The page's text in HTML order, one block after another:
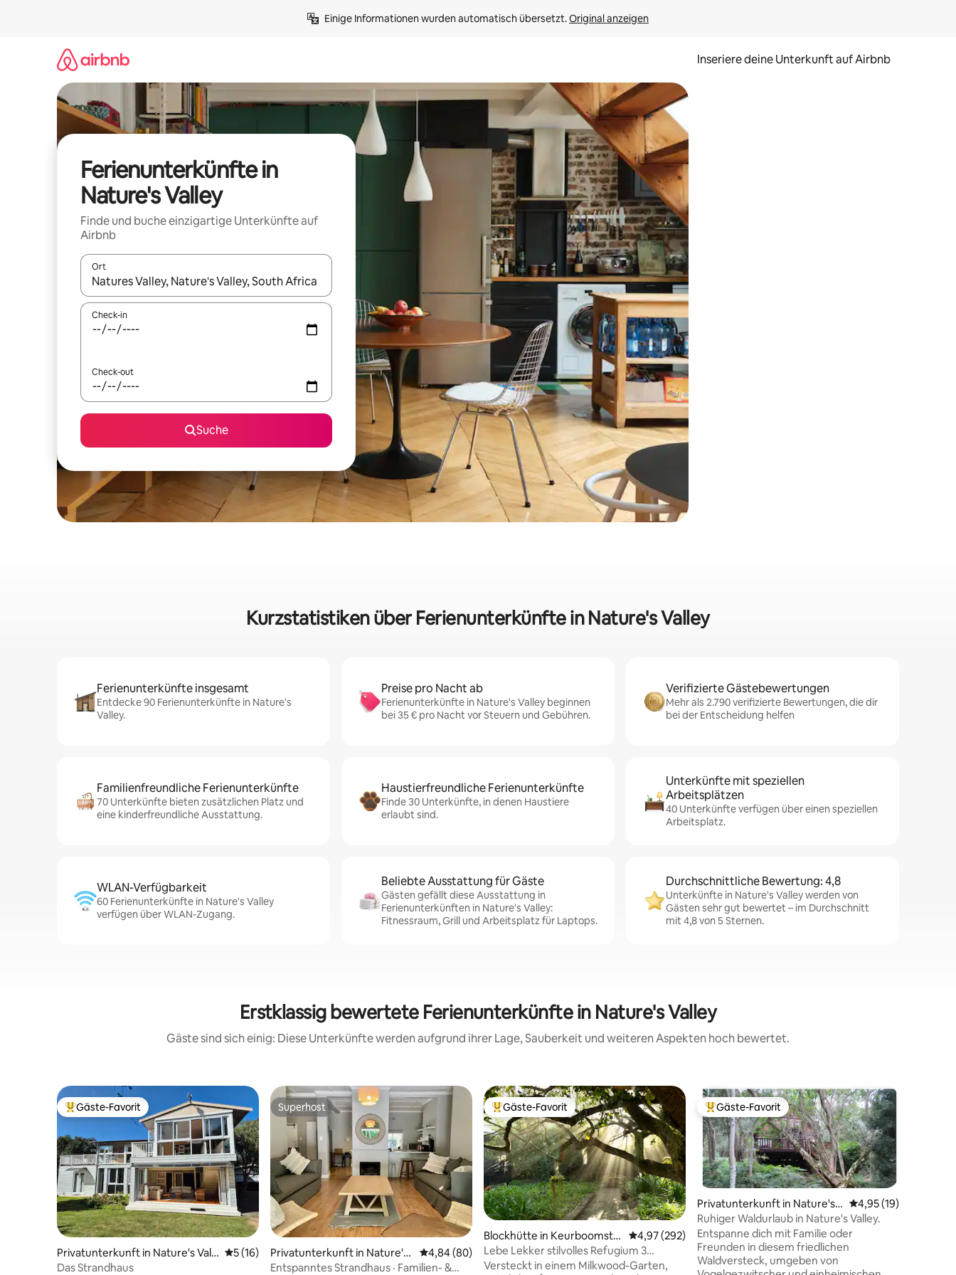
Einige Informationen wurden automatisch übersetzt. Original anzeigen
Inseriere deine Unterkunft auf Airbnb
Ferienunterkünfte in
Nature's Valley
Finde und buche einzigartige Unterkünfte auf
Airbnb
Ort
Wenn Ergebnisse verfügbar sind, navigiere mit den Pfeiltasten nach oben und unten oder erkunde die Ergebnisse durch Berühren oder Wischgesten.
Check-in
Check-out
Suche
Kurzstatistiken über Ferienunterkünfte in Nature's Valley
Ferienunterkünfte insgesamt
Entdecke 90 Ferienunterkünfte in Nature's
Valley.
Preise pro Nacht ab
Ferienunterkünfte in Nature's Valley beginnen
bei 35 € pro Nacht vor Steuern und Gebühren.
Verifizierte Gästebewertungen
Mehr als 2.790 verifizierte Bewertungen, die dir
bei der Entscheidung helfen
Familienfreundliche Ferienunterkünfte
70 Unterkünfte bieten zusätzlichen Platz und
eine kinderfreundliche Ausstattung.
Haustierfreundliche Ferienunterkünfte
Finde 30 Unterkünfte, in denen Haustiere
erlaubt sind.
Unterkünfte mit speziellen
Arbeitsplätzen
40 Unterkünfte verfügen über einen speziellen
Arbeitsplatz.
WLAN-Verfügbarkeit
60 Ferienunterkünfte in Nature's Valley
verfügen über WLAN-Zugang.
Beliebte Ausstattung für Gäste
Gästen gefällt diese Ausstattung in
Ferienunterkünften in Nature's Valley:
Fitnessraum, Grill und Arbeitsplatz für Laptops.
Durchschnittliche Bewertung: 4,8
Unterkünfte in Nature's Valley werden von
Gästen sehr gut bewertet – im Durchschnitt
mit 4,8 von 5 Sternen.
Erstklassig bewertete Ferienunterkünfte in Nature's Valley
Gäste sind sich einig: Diese Unterkünfte werden aufgrund ihrer Lage, Sauberkeit und weiteren Aspekten hoch bewertet.
Beliebter Gäste-Favorit.
Gäste-Favorit
Privatunterkunft in Nature's Vall
ey
Durchschnittliche Bewertung: 5 von 5, 16 Bewertungen
5 (16)
Das Strandhaus
Superhost
Superhost
Privatunterkunft in Nature's
Valley
Durchschnittliche Bewertung: 4,84 von 5, 80 Bewertungen
4,84 (80)
Entspanntes Strandhaus · Familien- &
Beliebter Gäste-Favorit.
Gäste-Favorit
Blockhütte in Keurboomstra
nd
Durchschnittliche Bewertung: 4,97 von 5, 292 Bewertungen
4,97 (292)
Lebe Lekker stilvolles Refugium 3
Gehminuten zum Strand
Versteckt in einem Milkwood-Garten,
Beliebter Gäste-Favorit.
Gäste-Favorit
Privatunterkunft in Nature's V
alley
Durchschnittliche
4,95 (19)
Ruhiger Waldurlaub in Nature's Valley.
Entspanne dich mit Familie oder
Freunden in diesem friedlichen
Waldversteck, umgeben von